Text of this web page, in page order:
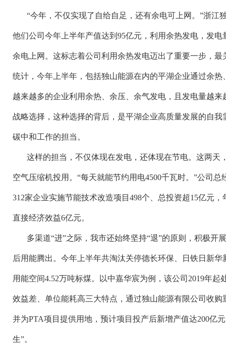
“今年，不仅实现了自给自足，还有余电可上网。”浙江
他们公司今年上半年产值达到95亿元，利用余热发电，发
余电上网。这标志着公司利用余热发电迈出了重要一步，
统计，今年上半年，包括独山能源在内的平湖企业通过余热
越来越多的企业利用余热、余压、余气发电，且发电量越
战略选择，这种选择的背后，是平湖企业高质量发展的自
碳中和工作的担当。
这样的担当，不仅体现在发电，还体现在节电。这两天
空气压缩机投用。“每天就能节约用电4500千瓦时。”公司
312家企业实施节能技术改造项目498个、总投资超15亿元
直接经济效益6亿元。
多渠道“进”之际，我市还始终坚持“退”的原则，积极开
后用能腾出。今年上半年共淘汰关停德长环保、日铁日新
用能空间4.52万吨标煤。以中嘉华宸为例，该公司2019年
效益差、单位能耗高三大特点，通过独山能源有限公司收购
并为PTA项目提供用地，预计项目投产后新增产值达200亿
生”。